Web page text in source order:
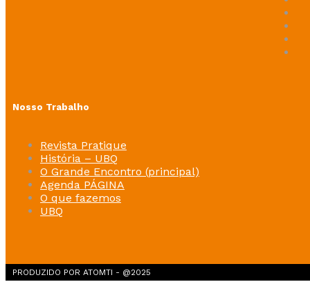
Nosso Trabalho
Revista Pratique
História – UBQ
O Grande Encontro (principal)
Agenda PÁGINA
O que fazemos
UBQ
PRODUZIDO POR ATOMTI - @2025